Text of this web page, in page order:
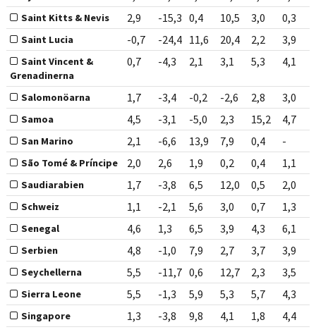
Saint Kitts & Nevis 2,9 -15,3 0,4 10,5 3,0 0,3
Saint Lucia -0,7 -24,4 11,6 20,4 2,2 3,9
Saint Vincent &
Grenadinerna
0,7 -4,3 2,1 3,1 5,3 4,1
Salomonöarna 1,7 -3,4 -0,2 -2,6 2,8 3,0
Samoa 4,5 -3,1 -5,0 2,3 15,2 4,7
San Marino 2,1 -6,6 13,9 7,9 0,4 -
São Tomé & Príncipe 2,0 2,6 1,9 0,2 0,4 1,1
Saudiarabien 1,7 -3,8 6,5 12,0 0,5 2,0
Schweiz 1,1 -2,1 5,6 3,0 0,7 1,3
Senegal 4,6 1,3 6,5 3,9 4,3 6,1
Serbien 4,8 -1,0 7,9 2,7 3,7 3,9
Seychellerna 5,5 -11,7 0,6 12,7 2,3 3,5
Sierra Leone 5,5 -1,3 5,9 5,3 5,7 4,3
Singapore 1,3 -3,8 9,8 4,1 1,8 4,4